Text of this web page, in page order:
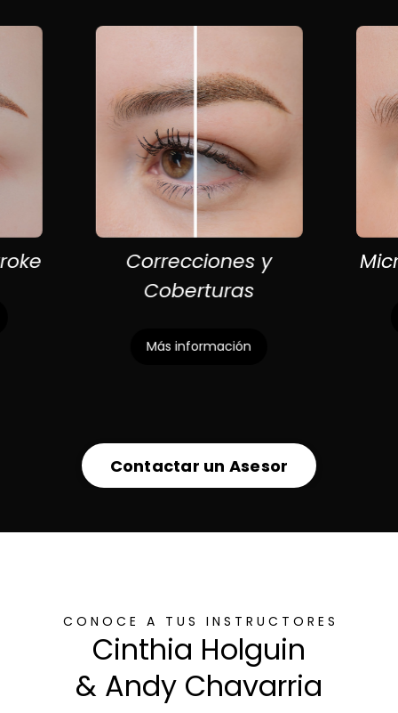
Correcciones y
Coberturas
Más información
Contactar un Asesor
C O N O C E A T U S I N S T R U C T O R E S
Cinthia Holguin
& Andy Chavarria